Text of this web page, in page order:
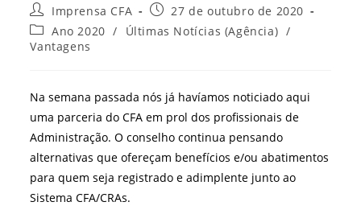
Autor
do
post:
Imprensa CFA
Post
publicado:
27 de outubro de 2020
Categoria
do
Ano 2020 / Últimas Notícias (Agência) /
Vantagens
Na semana passada nós já havíamos noticiado aqui
uma parceria do CFA em prol dos profissionais de
Administração. O conselho continua pensando
alternativas que ofereçam benefícios e/ou abatimentos
para quem seja registrado e adimplente junto ao
Sistema CFA/CRAs.